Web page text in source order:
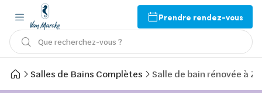
Prendre rendez-vous
Que recherchez-vous ?
Salles de Bains Complètes Salle de bain rénovée à